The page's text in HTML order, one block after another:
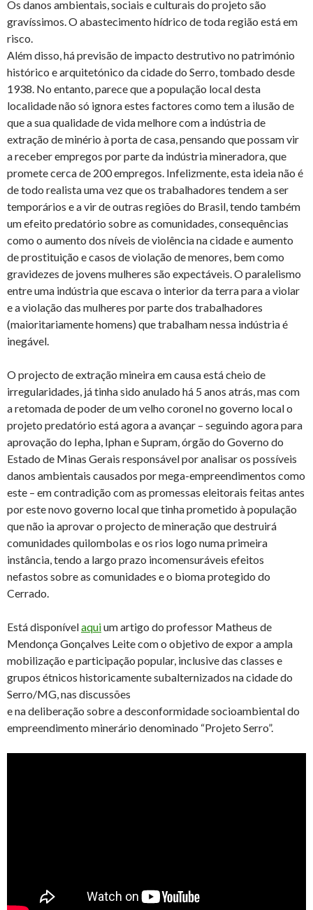
Os danos ambientais, sociais e culturais do projeto são
gravíssimos. O abastecimento hídrico de toda região está em
risco.
Além disso, há previsão de impacto destrutivo no património
histórico e arquitetónico da cidade do Serro, tombado desde
1938. No entanto, parece que a população local desta
localidade não só ignora estes factores como tem a ilusão de
que a sua qualidade de vida melhore com a indústria de
extração de minério à porta de casa, pensando que possam vir
a receber empregos por parte da indústria mineradora, que
promete cerca de 200 empregos. Infelizmente, esta ideia não é
de todo realista uma vez que os trabalhadores tendem a ser
temporários e a vir de outras regiões do Brasil, tendo também
um efeito predatório sobre as comunidades, consequências
como o aumento dos níveis de violência na cidade e aumento
de prostituição e casos de violação de menores, bem como
gravidezes de jovens mulheres são expectáveis. O paralelismo
entre uma indústria que escava o interior da terra para a violar
e a violação das mulheres por parte dos trabalhadores
(maioritariamente homens) que trabalham nessa indústria é
inegável.
O projecto de extração mineira em causa está cheio de
irregularidades, já tinha sido anulado há 5 anos atrás, mas com
a retomada de poder de um velho coronel no governo local o
projeto predatório está agora a avançar – seguindo agora para
aprovação do Iepha, Iphan e Supram, órgão do Governo do
Estado de Minas Gerais responsável por analisar os possíveis
danos ambientais causados por mega-empreendimentos como
este – em contradição com as promessas eleitorais feitas antes
por este novo governo local que tinha prometido à população
que não ia aprovar o projecto de mineração que destruirá
comunidades quilombolas e os rios logo numa primeira
instância, tendo a largo prazo incomensuráveis efeitos
nefastos sobre as comunidades e o bioma protegido do
Cerrado.
Está disponívelaquium artigo do professor Matheus de
Mendonça Gonçalves Leite com o objetivo de expor a ampla
mobilização e participação popular, inclusive das classes e
grupos étnicos historicamente subalternizados na cidade do
Serro/MG, nas discussões
e na deliberação sobre a desconformidade socioambiental do
empreendimento minerário denominado “Projeto Serro”.